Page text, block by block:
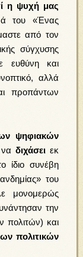
η ψυχή μας
του «Ένας
από τον
σύγχυσης
ευθύνη και
αλλά
προπάντων
ψηφιακών
διχάσει εκ
ίδιο συνέβη
του
μονομερώς
την
πολιτών) και
πολιτικών